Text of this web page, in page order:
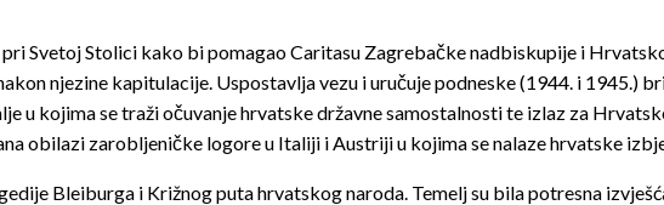
Svetoj Stolici kako bi pomagao Caritasu Zagrebačke nadbiskupije i
njezine kapitulacije. Uspostavlja vezu i uručuje podneske (1944. i 1945.)
u kojima se traži očuvanje hrvatske državne samostalnosti te izlaz za
obilazi zarobljeničke logore u Italiji i Austriji u kojima se nalaze hrvatske
Bleiburga i Križnog puta hrvatskog naroda. Temelj su bila potresna